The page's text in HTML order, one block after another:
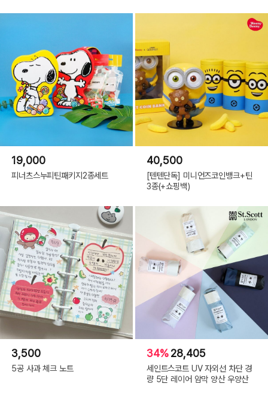
19,000
피너츠스누피틴패키지2종세트
40,500
[텐텐단독] 미니언즈코인뱅크+틴
3종(+쇼핑백)
3,500
5공 사과 체크 노트
34%28,405
세인트스코트 UV 자외선 차단 경
량 5단 레이어 암막 양산 우양산